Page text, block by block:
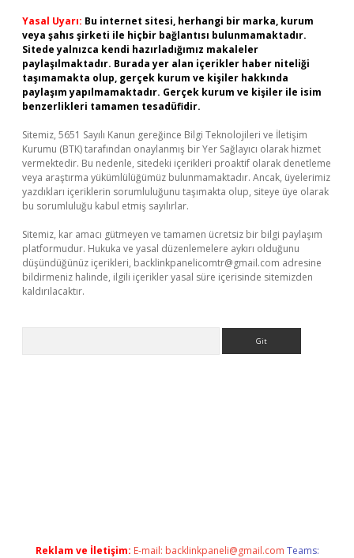
Yasal Uyarı: Bu internet sitesi, herhangi bir marka, kurum
veya şahıs şirketi ile hiçbir bağlantısı bulunmamaktadır.
Sitede yalnızca kendi hazırladığımız makaleler
paylaşılmaktadır. Burada yer alan içerikler haber niteliği
taşımamakta olup, gerçek kurum ve kişiler hakkında
paylaşım yapılmamaktadır. Gerçek kurum ve kişiler ile isim
benzerlikleri tamamen tesadüfidir.
Sitemiz, 5651 Sayılı Kanun gereğince Bilgi Teknolojileri ve İletişim
Kurumu (BTK) tarafından onaylanmış bir Yer Sağlayıcı olarak hizmet
vermektedir. Bu nedenle, sitedeki içerikleri proaktif olarak denetleme
veya araştırma yükümlülüğümüz bulunmamaktadır. Ancak, üyelerimiz
yazdıkları içeriklerin sorumluluğunu taşımakta olup, siteye üye olarak
bu sorumluluğu kabul etmiş sayılırlar.
Sitemiz, kar amacı gütmeyen ve tamamen ücretsiz bir bilgi paylaşım
platformudur. Hukuka ve yasal düzenlemelere aykırı olduğunu
düşündüğünüz içerikleri, backlinkpanelicomtr@gmail.com adresine
bildirmeniz halinde, ilgili içerikler yasal süre içerisinde sitemizden
kaldırılacaktır.
Reklam ve İletişim: E-mail: backlinkpaneli@gmail.com Teams: